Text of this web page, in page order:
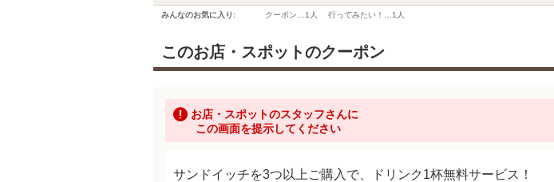
みんなのお気に入り: クーポン… 1人 行ってみたい！… 1人
このお店・スポットのクーポン
お店・スポットのスタッフさんに
この画面を提示してください
サンドイッチを3つ以上ご購入で、ドリンク1杯無料サービス！